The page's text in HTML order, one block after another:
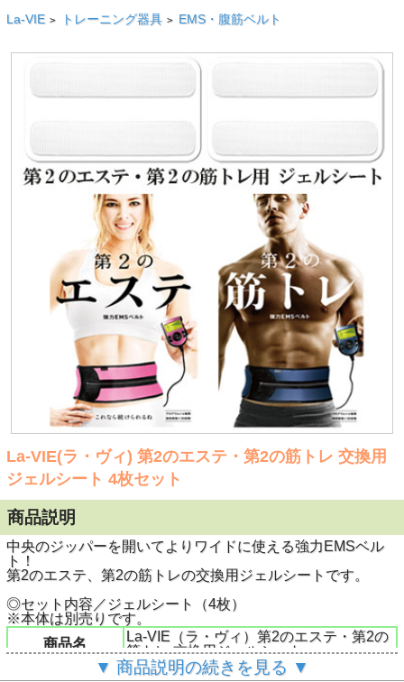
La-VIE > トレーニング器具 > EMS・腹筋ベルト
La-VIE(ラ・ヴィ) 第2のエステ・第2の筋トレ 交換用
ジェルシート 4枚セット
商品説明
中央のジッパーを開いてよりワイドに使える強力EMSベル
ト！
第2のエステ、第2の筋トレの交換用ジェルシートです。
◎セット内容／ジェルシート（4枚）
※本体は別売りです。
商品名
La-VIE（ラ・ヴィ）第2のエステ・第2の
筋トレ 交換用ジェルシート
3B-3568
▼ 商品説明の続きを見る ▼